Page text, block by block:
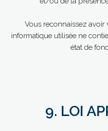
Vous reconnaissez
informatique utilisée ne
état de
9. LOI